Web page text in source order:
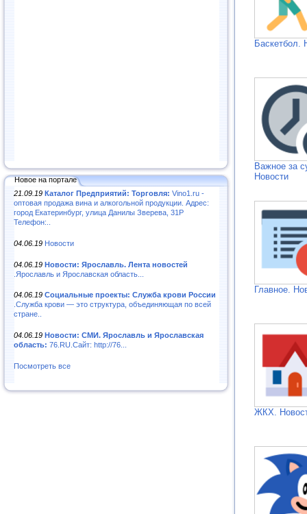
Новое на портале
21.09.19 Каталог Предприятий: Торговля: Vino1.ru -
оптовая продажа вина и алкогольной продукции. Адрес:
город Екатеринбург, улица Данилы Зверева, 31Р
Телефон:..
04.06.19 Новости
04.06.19 Новости: Ярославль. Лента новостей
.Ярославль и Ярославская область...
04.06.19 Социальные проекты: Служба крови России
.Служба крови — это структура, объединяющая по всей
стране..
04.06.19 Новости: СМИ. Ярославль и Ярославская
область: 76.RU.Сайт: http://76...
Посмотреть все
Баскетбол.
Важное за
Новости
Главное.
ЖКХ.